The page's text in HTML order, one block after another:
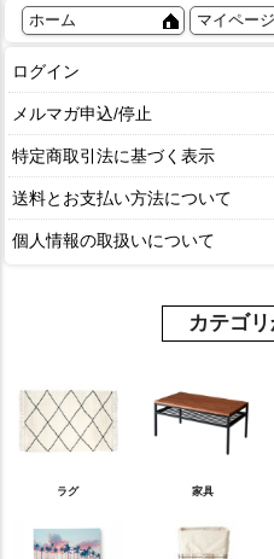
ホーム マイページ
ログイン
メルマガ申込/停止
特定商取引法に基づく表示
送料とお支払い方法について
個人情報の取扱いについて
カテゴ
ラグ 家具